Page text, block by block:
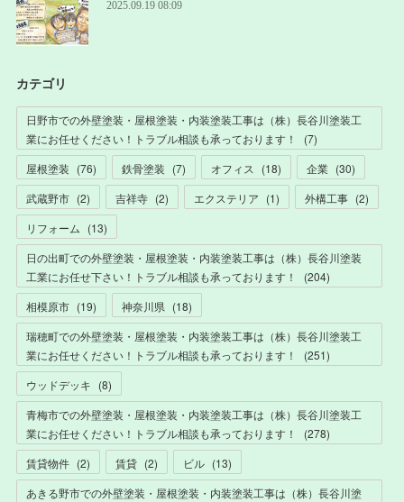
2025.09.19 08:09
カテゴリ
日野市での外壁塗装・屋根塗装・内装塗装工事は（株）長谷川塗装工
業にお任せください！トラブル相談も承っております！
(7)
屋根塗装 (76) 鉄骨塗装 (7) オフィス (18) 企業 (30)
武蔵野市 (2) 吉祥寺 (2) エクステリア (1) 外構工事 (2)
リフォーム (13)
日の出町での外壁塗装・屋根塗装・内装塗装工事は（株）長谷川塗装
工業にお任せ下さい！トラブル相談も承っております！
(204)
相模原市 (19) 神奈川県 (18)
瑞穂町での外壁塗装・屋根塗装・内装塗装工事は（株）長谷川塗装工
業にお任せください！トラブル相談も承っております！
(251)
ウッドデッキ (8)
青梅市での外壁塗装・屋根塗装・内装塗装工事は（株）長谷川塗装工
業にお任せください！トラブル相談も承っております！
(278)
賃貸物件 (2) 賃貸 (2) ビル (13)
あきる野市での外壁塗装・屋根塗装・内装塗装工事は（株）長谷川塗